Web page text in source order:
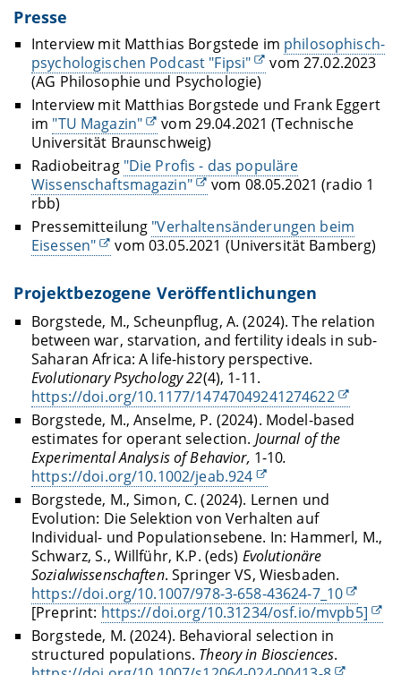
Presse
Interview mit Matthias Borgstede im philosophisch-
psychologischen Podcast "Fipsi"
vom 27.02.2023
(AG Philosophie und Psychologie)
Interview mit Matthias Borgstede und Frank Eggert
im "TU Magazin"
vom 29.04.2021 (Technische
Universität Braunschweig)
Radiobeitrag "Die Profis - das populäre
Wissenschaftsmagazin"
vom 08.05.2021 (radio 1
rbb)
Pressemitteilung "Verhaltensänderungen beim
Eisessen"
vom 03.05.2021 (Universität Bamberg)
Projektbezogene Veröffentlichungen
Borgstede, M., Scheunpflug, A. (2024).The relation
between war, starvation, and fertility ideals in sub-
Saharan Africa: A life-history perspective.
Evolutionary Psychology 22(4), 1-11.
https://doi.org/10.1177/14747049241274622
Borgstede, M., Anselme, P. (2024). Model-based
estimates for operant selection. Journal of the
Experimental Analysis of Behavior, 1-10.
https://doi.org/10.1002/jeab.924
Borgstede, M., Simon, C. (2024). Lernen und
Evolution: Die Selektion von Verhalten auf
Individual- und Populationsebene. In: Hammerl, M.,
Schwarz, S., Willführ, K.P. (eds) Evolutionäre
Sozialwissenschaften. Springer VS, Wiesbaden.
https://doi.org/10.1007/978-3-658-43624-7_10
[Preprint: https://doi.org/10.31234/osf.io/mvpb5]
Borgstede, M. (2024). Behavioral selection in
structured populations. Theory in Biosciences.